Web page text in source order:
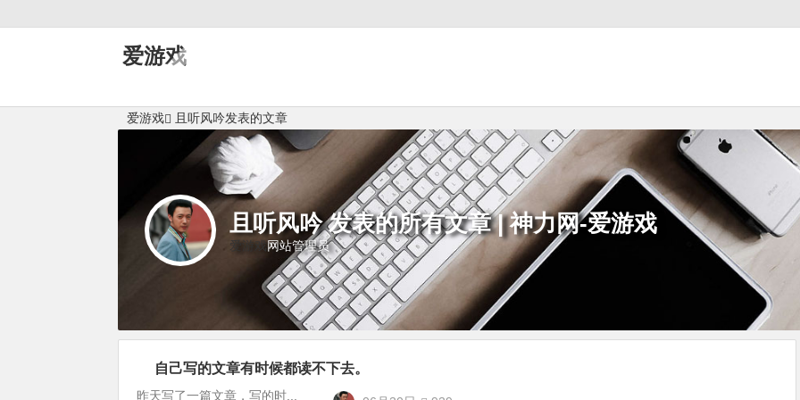
爱游戏
爱游戏 且听风吟发表的文章
且听风吟 发表的所有文章 | 神力网-爱游戏
爱游戏网站管理员
长
自己写的文章有时候都读不下去。
昨天写了一篇文章，写的时...